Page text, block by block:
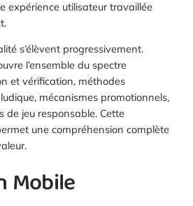
expérience utilisateur travaillée
s’élèvent progressivement.
l’ensemble du spectre
et vérification, méthodes
mécanismes promotionnels,
de jeu responsable. Cette
une compréhension complète
Mobile